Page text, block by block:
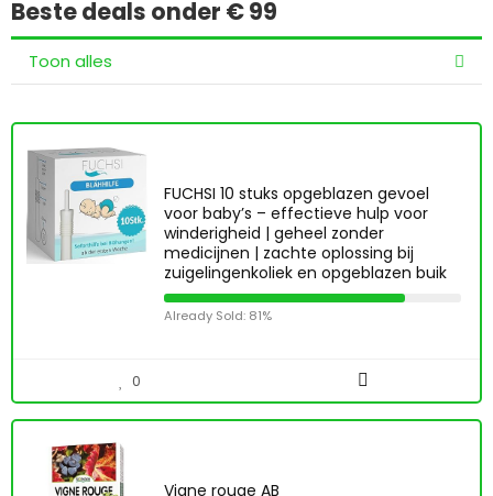
Beste deals onder € 99
Toon alles
FUCHSI 10 stuks opgeblazen gevoel
voor baby’s – effectieve hulp voor
winderigheid | geheel zonder
medicijnen | zachte oplossing bij
zuigelingenkoliek en opgeblazen buik
Already Sold: 81%
0
Vigne rouge AB